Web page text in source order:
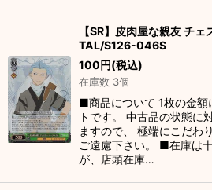
【SR】皮肉屋な親友 チ
TAL/S126-046S
100円(税込)
在庫数 3個
■商品について 1枚の金額
トです。 中古品の状態に
ますので、 極端にこだわ
ご遠慮下さい。 ■在庫は
が、店頭在庫…